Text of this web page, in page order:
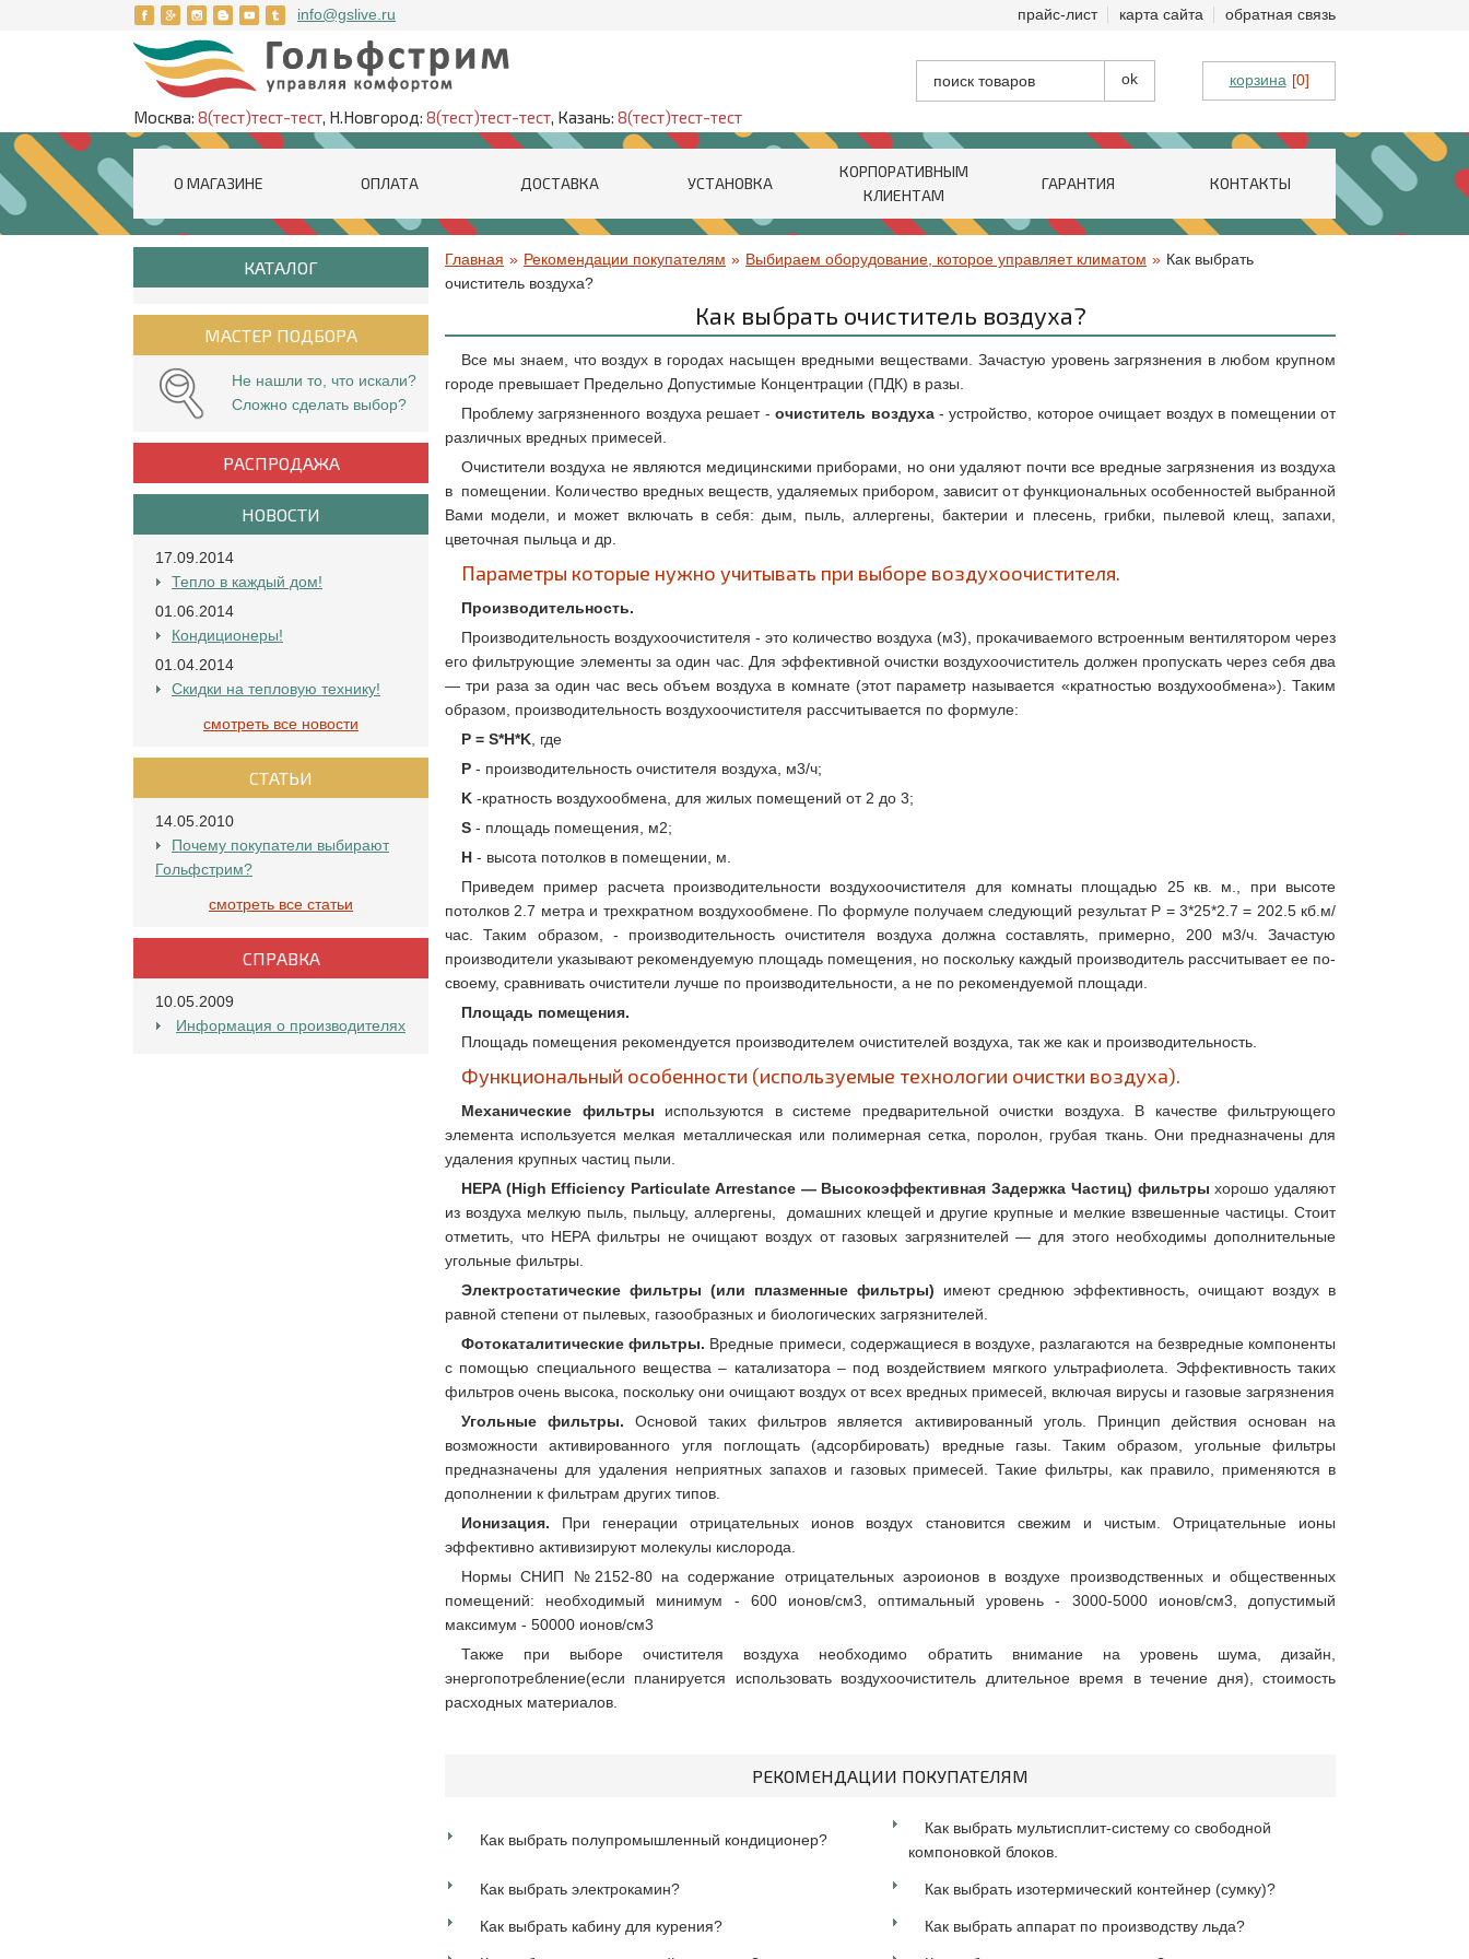
info@gslive.ru прайс-лист карта сайта обратная связь
Москва: 8(тест)тест-тест, Н.Новгород: 8(тест)тест-тест, Казань: 8(тест)тест-тест
корзина [0]
О МАГАЗИНЕ ОПЛАТА ДОСТАВКА УСТАНОВКА
КОРПОРАТИВНЫМ
КЛИЕНТАМ
ГАРАНТИЯ КОНТАКТЫ
КАТАЛОГ
МАСТЕР ПОДБОРА
Не нашли то, что искали?
Сложно сделать выбор?
РАСПРОДАЖА
НОВОСТИ
17.09.2014
Тепло в каждый дом!
01.06.2014
Кондиционеры!
01.04.2014
Скидки на тепловую технику!
смотреть все новости
СТАТЬИ
14.05.2010
Почему покупатели выбирают
Гольфстрим?
смотреть все статьи
СПРАВКА
10.05.2009
Информация о производителях
Главная » Рекомендации покупателям » Выбираем оборудование, которое управляет климатом » Как выбрать
очиститель воздуха?
Как выбрать очиститель воздуха?
Все мы знаем, что воздух в городах насыщен вредными веществами. Зачастую уровень загрязнения в любом крупном
городе превышает Предельно Допустимые Концентрации (ПДК) в разы.
Проблему загрязненного воздуха решает -очиститель воздуха- устройство, которое очищает воздух в помещении от
различных вредных примесей.
Очистители воздуха не являются медицинскими приборами, но они удаляют почти все вредные загрязнения из воздуха
в помещении. Количество вредных веществ, удаляемых прибором, зависит от функциональных особенностей выбранной
Вами модели, и может включать в себя: дым, пыль, аллергены, бактерии и плесень, грибки, пылевой клещ, запахи,
цветочная пыльца и др.
Параметры которые нужно учитывать при выборе воздухоочистителя.
Производительность.
Производительность воздухоочистителя - это количество воздуха (м3), прокачиваемого встроенным вентилятором через
его фильтрующие элементы за один час. Для эффективной очистки воздухоочиститель должен пропускать через себя два
— три раза за один час весь объем воздуха в комнате (этот параметр называется «кратностью воздухообмена»). Таким
образом, производительность воздухоочистителя рассчитывается по формуле:
P = S*H*K , где
P - производительность очистителя воздуха, м3/ч;
K -кратность воздухообмена, для жилых помещений от 2 до 3;
S - площадь помещения, м2;
H - высота потолков в помещении, м.
Приведем пример расчета производительности воздухоочистителя для комнаты площадью 25 кв. м., при высоте
потолков 2.7 метра и трехкратном воздухообмене. По формуле получаем следующий результат P = 3*25*2.7 = 202.5 кб.м/
час. Таким образом, - производительность очистителя воздуха должна составлять, примерно, 200 м3/ч. Зачастую
производители указывают рекомендуемую площадь помещения, но поскольку каждый производитель рассчитывает ее по-
своему, сравнивать очистители лучше по производительности, а не по рекомендуемой площади.
Площадь помещения.
Площадь помещения рекомендуется производителем очистителей воздуха, так же как и производительность.
Функциональный особенности (используемые технологии очистки воздуха).
Механические фильтры используются в системе предварительной очистки воздуха. В качестве фильтрующего
элемента используется мелкая металлическая или полимерная сетка, поролон, грубая ткань. Они предназначены для
удаления крупных частиц пыли.
HEPA (High Efficiency Particulate Arrestance — Высокоэффективная Задержка Частиц) фильтры хорошо удаляют
из воздуха мелкую пыль, пыльцу, аллергены, домашних клещей и другие крупные и мелкие взвешенные частицы. Стоит
отметить, что HEPA фильтры не очищают воздух от газовых загрязнителей — для этого необходимы дополнительные
угольные фильтры.
Электростатические фильтры (или плазменные фильтры) имеют среднюю эффективность, очищают воздух в
равной степени от пылевых, газообразных и биологических загрязнителей.
Фотокаталитические фильтры. Вредные примеси, содержащиеся в воздухе, разлагаются на безвредные компоненты
с помощью специального вещества – катализатора – под воздействием мягкого ультрафиолета. Эффективность таких
фильтров очень высока, поскольку они очищают воздух от всех вредных примесей, включая вирусы и газовые загрязнения
Угольные фильтры. Основой таких фильтров является активированный уголь. Принцип действия основан на
возможности активированного угля поглощать (адсорбировать) вредные газы. Таким образом, угольные фильтры
предназначены для удаления неприятных запахов и газовых примесей. Такие фильтры, как правило, применяются в
дополнении к фильтрам других типов.
Ионизация. При генерации отрицательных ионов воздух становится свежим и чистым. Отрицательные ионы
эффективно активизируют молекулы кислорода.
Нормы СНИП №2152-80 на содержание отрицательных аэроионов в воздухе производственных и общественных
помещений: необходимый минимум - 600 ионов/см3, оптимальный уровень - 3000-5000 ионов/см3, допустимый
максимум - 50000 ионов/см3
Также при выборе очистителя воздуха необходимо обратить внимание на уровень шума, дизайн,
энергопотребление(если планируется использовать воздухоочиститель длительное время в течение дня), стоимость
расходных материалов.
РЕКОМЕНДАЦИИ ПОКУПАТЕЛЯМ
Как выбрать полупромышленный кондиционер?
Как выбрать мультисплит-систему со свободной
компоновкой блоков.
Как выбрать электрокамин? Как выбрать изотермический контейнер (сумку)?
Как выбрать кабину для курения? Как выбрать аппарат по производству льда?